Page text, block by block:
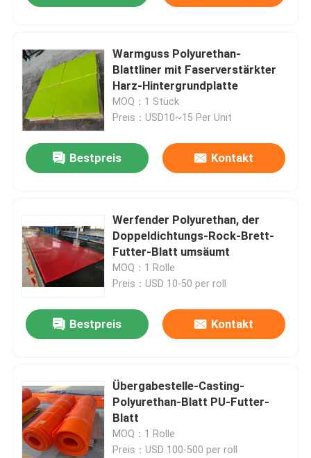
Warmguss Polyurethan-
Blattliner mit Faserverstärkter
Harz-Hintergrundplatte
MOQ：1 Stück
Preis：USD10~15 Per Unit
Bestpreis Kontakt
Werfender Polyurethan, der
Doppeldichtungs-Rock-Brett-
Futter-Blatt umsäumt
MOQ：1 Rolle
Preis：USD 10-50 per roll
Bestpreis Kontakt
Übergabestelle-Casting-
Polyurethan-Blatt PU-Futter-
Blatt
MOQ：1 Rolle
Preis：USD 100-500 per roll